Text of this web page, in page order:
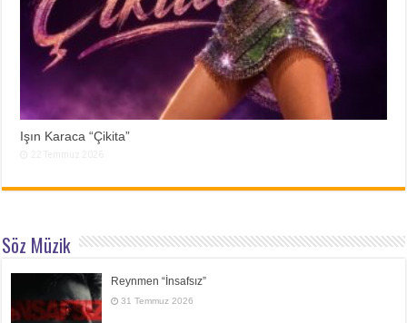
Işın Karaca “Çikita”
Söz Müzik
Reynmen “İnsafsız”
31 Temmuz 2026